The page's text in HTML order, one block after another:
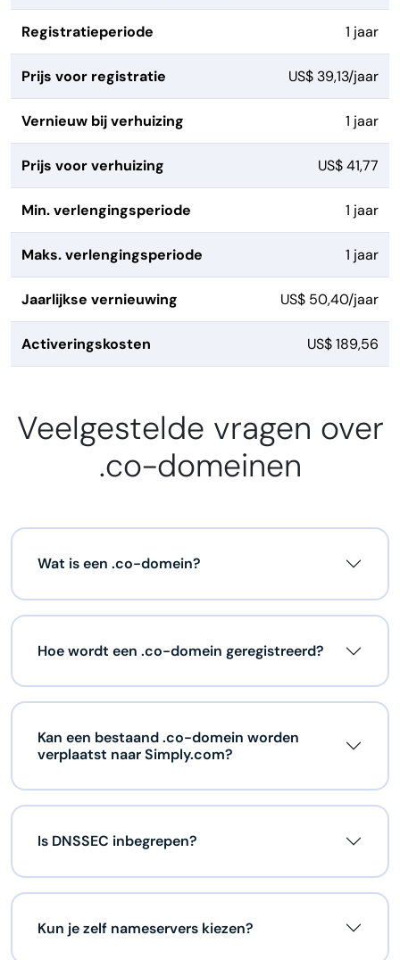
Registratieperiode 1 jaar
Prijs voor registratie US$ 39,13/jaar
Vernieuw bij verhuizing 1 jaar
Prijs voor verhuizing US$ 41,77
Min. verlengingsperiode 1 jaar
Maks. verlengingsperiode 1 jaar
Jaarlijkse vernieuwing US$ 50,40/jaar
Activeringskosten US$ 189,56
Veelgestelde vragen over
.co-domeinen
Wat is een .co-domein?
Hoe wordt een .co-domein geregistreerd?
Kan een bestaand .co-domein worden
verplaatst naar Simply.com?
Is DNSSEC inbegrepen?
Kun je zelf nameservers kiezen?